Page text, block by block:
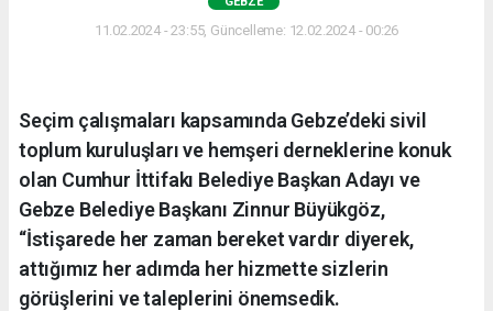
11.02.2024 - 23:55, Güncelleme: 12.02.2024 - 00:26
Seçim çalışmaları kapsamında Gebze’deki sivil
toplum kuruluşları ve hemşeri derneklerine konuk
olan Cumhur İttifakı Belediye Başkan Adayı ve
Gebze Belediye Başkanı Zinnur Büyükgöz,
“İstişarede her zaman bereket vardır diyerek,
attığımız her adımda her hizmette sizlerin
görüşlerini ve taleplerini önemsedik.